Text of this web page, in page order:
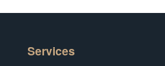
Services